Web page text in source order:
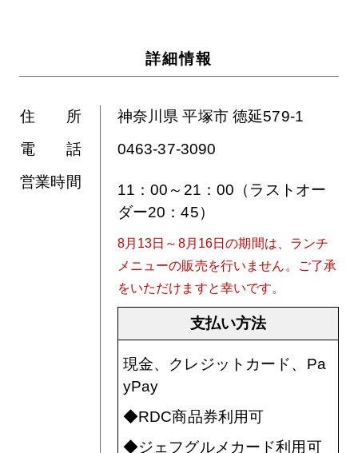
詳細情報
住 所
神奈川県 平塚市 徳延579-1
電 話
0463-37-3090
営業時間
11：00～21：00（ラストオー
ダー20：45）
8月13日～8月16日の期間は、ランチ
メニューの販売を行いません。ご了承
をいただけますと幸いです。
支払い方法
現金、クレジットカード、Pa
yPay
◆RDC商品券利用可
◆ジェフグルメカード利用可